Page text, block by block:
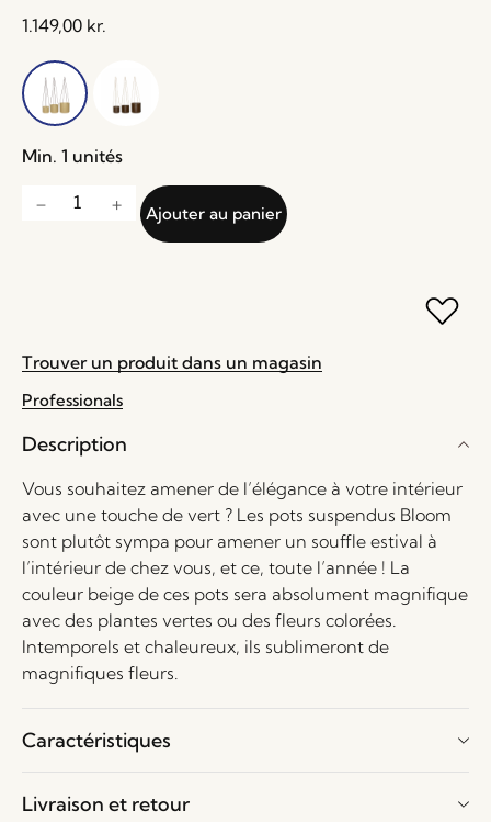
1.149,00 kr.
Min. 1 unités
Ajouter au panier
Trouver un produit dans un magasin
Professionals
Description
Vous souhaitez amener de l’élégance à votre intérieur
avec une touche de vert ? Les pots suspendus Bloom
sont plutôt sympa pour amener un souffle estival à
l’intérieur de chez vous, et ce, toute l’année ! La
couleur beige de ces pots sera absolument magnifique
avec des plantes vertes ou des fleurs colorées.
Intemporels et chaleureux, ils sublimeront de
magnifiques fleurs.
Caractéristiques
Livraison et retour